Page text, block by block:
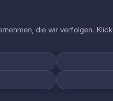
die wir verfolgen.